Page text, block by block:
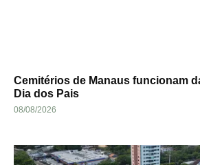
Cemitérios de Manaus funcionam
Dia dos Pais
08/08/2026